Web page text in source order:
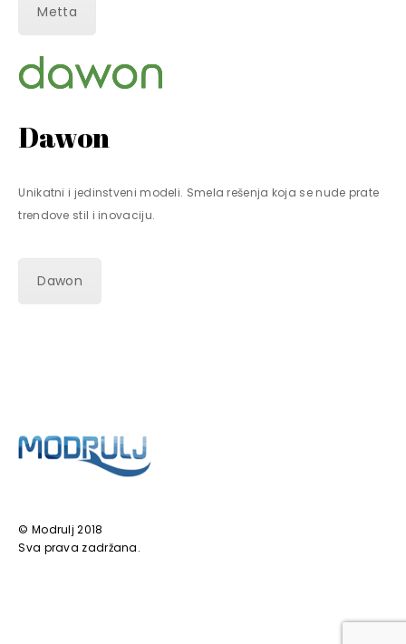
Metta
Dawon
Unikatni i jedinstveni modeli. Smela rešenja koja se nude prate
trendove stil i inovaciju.
Dawon
© Modrulj 2018
Sva prava zadržana.